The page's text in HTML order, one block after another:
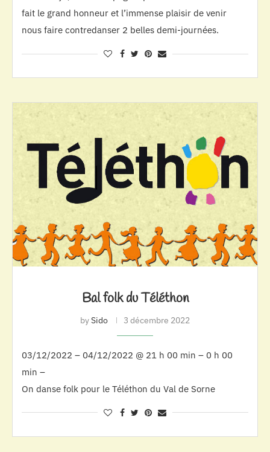
fait le grand honneur et l’immense plaisir de venir
nous faire contredanser 2 belles demi-journées.
Bal folk du Téléthon
bySido 3 décembre 2022
03/12/2022 – 04/12/2022 @ 21 h 00 min – 0 h 00
min –
On danse folk pour le Téléthon du Val de Sorne